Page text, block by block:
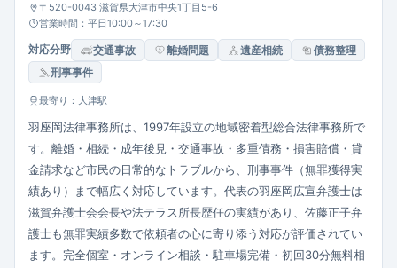
〒520-0043 滋賀県大津市中央1丁目5-6
営業時間：平日10:00～17:30
対応分野 交通事故 離婚問題 遺産相続
債務整理
刑事事件
最寄り：大津駅
羽座岡法律事務所は、1997年設立の地域密着型総合法律事務所で
す。離婚・相続・成年後見・交通事故・多重債務・損害賠償・貸
金請求など市民の日常的なトラブルから、刑事事件（無罪獲得実
績あり）まで幅広く対応しています。代表の羽座岡広宣弁護士は
滋賀弁護士会会長や法テラス所長歴任の実績があり、佐藤正子弁
護士も無罪実績多数で依頼者の心に寄り添う対応が評価されてい
ます。完全個室・オンライン相談・駐車場完備・初回30分無料相